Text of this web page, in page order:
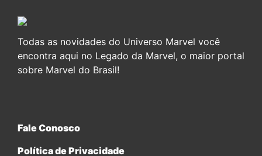
Todas as novidades do Universo Marvel você
encontra aqui no Legado da Marvel, o maior portal
sobre Marvel do Brasil!
Fale Conosco
Política de Privacidade